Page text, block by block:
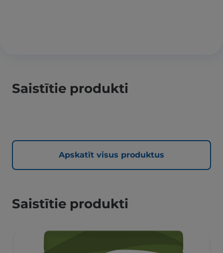
Saistītie produkti
Apskatīt visus produktus
Saistītie produkti